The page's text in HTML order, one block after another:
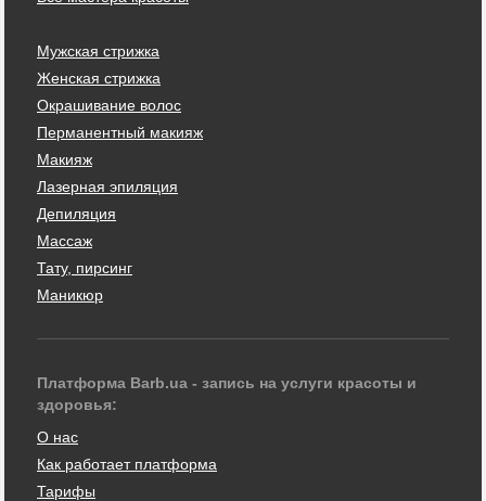
Мужская стрижка
Женская стрижка
Окрашивание волос
Перманентный макияж
Макияж
Лазерная эпиляция
Депиляция
Массаж
Тату, пирсинг
Маникюр
Платформа Barb.ua - запись на услуги красоты и
здоровья:
О нас
Как работает платформа
Тарифы